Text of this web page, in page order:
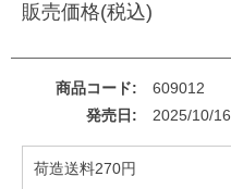
販売価格(税込)
商品コード
609012
発売日
2025/10/16
荷造送料270円